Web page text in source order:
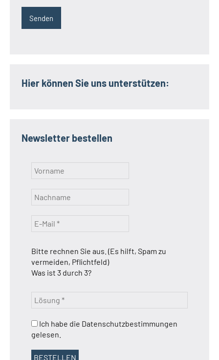
Hier können Sie uns unterstützen:
Newsletter bestellen
Bitte rechnen Sie aus. (Es hilft, Spam zu
vermeiden, Pflichtfeld)
Was ist 3 durch 3?
Ich habe die Datenschutzbestimmungen
gelesen.